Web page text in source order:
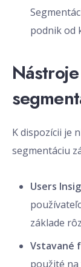
podnik od
K dispozícii je
segmentáciu
Users
základe
Vstavané
použité